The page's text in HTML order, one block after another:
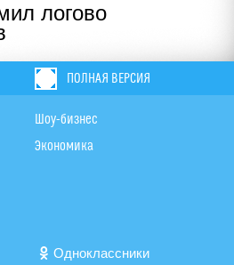
логово
ПОЛНАЯ ВЕРСИЯ
Шоу-бизнес
Экономика
Одноклассники